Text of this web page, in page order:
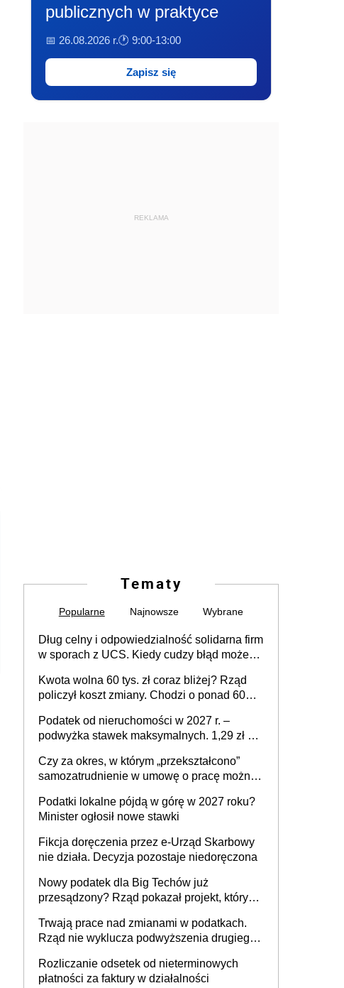
publicznych w praktyce
📅 26.08.2026 r.🕐 9:00-13:00
Zapisz się
REKLAMA
Tematy
Popularne Najnowsze Wybrane
Dług celny i odpowiedzialność solidarna firm
w sporach z UCS. Kiedy cudzy błąd może
Kwota wolna 60 tys. zł coraz bliżej? Rząd
policzył koszt zmiany. Chodzi o ponad 60
Podatek od nieruchomości w 2027 r. –
podwyżka stawek maksymalnych. 1,29 zł za
budynków i lokali związanych z
prowadzeniem działalności gospodarczej
Czy za okres, w którym „przekształcono”
samozatrudnienie w umowę o pracę można
umowy cywilnoprawnej jedynym
racjonalnym wyjściem
Podatki lokalne pójdą w górę w 2027 roku?
Minister ogłosił nowe stawki
Fikcja doręczenia przez e-Urząd Skarbowy
nie działa. Decyzja pozostaje niedoręczona
Nowy podatek dla Big Techów już
przesądzony? Rząd pokazał projekt, który
Trwają prace nad zmianami w podatkach.
Rząd nie wyklucza podwyższenia drugiego
Rozliczanie odsetek od nieterminowych
płatności za faktury w działalności